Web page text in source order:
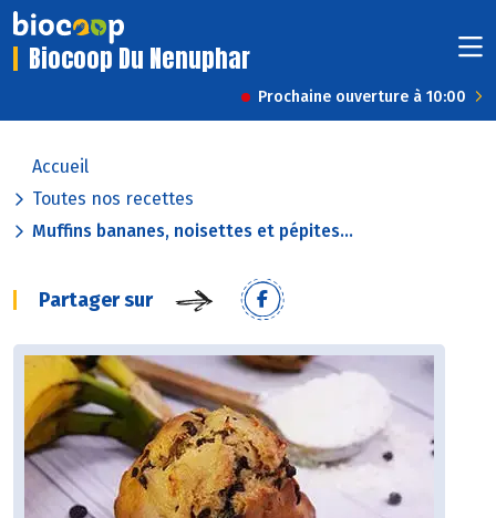
Biocoop Du Nenuphar
Prochaine ouverture à 10:00
Accueil
Toutes nos recettes
Muffins bananes, noisettes et pépites...
Partager sur